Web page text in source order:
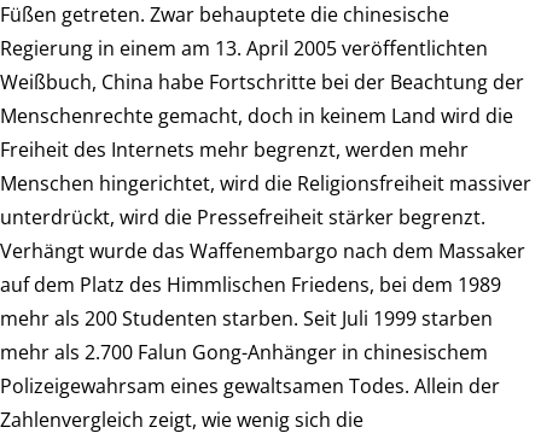
Füßen getreten. Zwar behauptete die chinesische
Regierung in einem am 13. April 2005 veröffentlichten
Weißbuch, China habe Fortschritte bei der Beachtung der
Menschenrechte gemacht, doch in keinem Land wird die
Freiheit des Internets mehr begrenzt, werden mehr
Menschen hingerichtet, wird die Religionsfreiheit massiver
unterdrückt, wird die Pressefreiheit stärker begrenzt.
Verhängt wurde das Waffenembargo nach dem Massaker
auf dem Platz des Himmlischen Friedens, bei dem 1989
mehr als 200 Studenten starben. Seit Juli 1999 starben
mehr als 2.700 Falun Gong-Anhänger in chinesischem
Polizeigewahrsam eines gewaltsamen Todes. Allein der
Zahlenvergleich zeigt, wie wenig sich die